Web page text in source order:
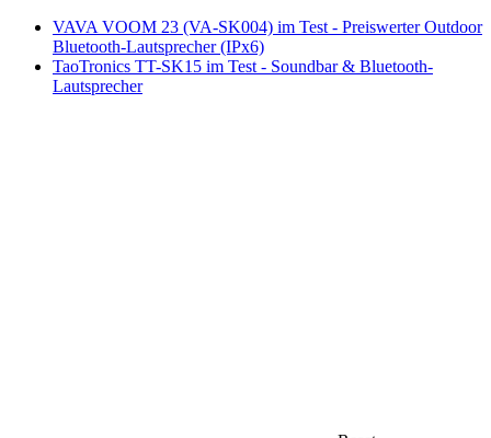
VAVA VOOM 23 (VA-SK004) im Test - Preiswerter Outdoor
Bluetooth-Lautsprecher (IPx6)
TaoTronics TT-SK15 im Test - Soundbar & Bluetooth-
Lautsprecher